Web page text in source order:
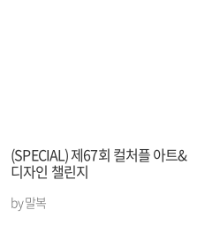
(SPECIAL) 제67회 컬처플 아트&
디자인 챌린지
by 말복